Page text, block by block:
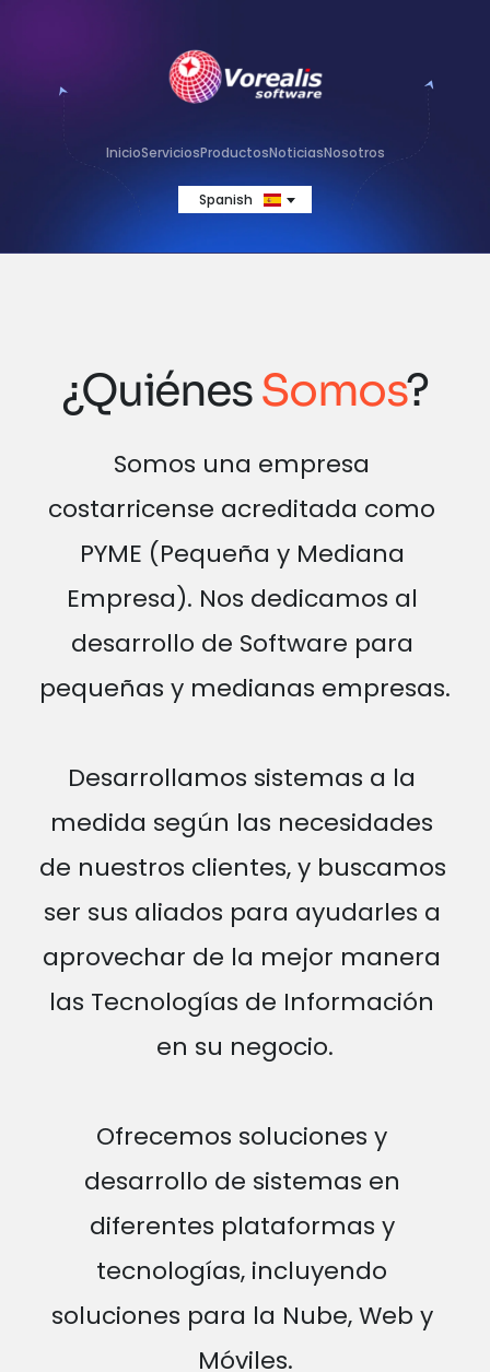
InicioServiciosProductosNoticiasNosotros
Spanish
¿Quiénes Somos?
Somos una empresa
costarricense acreditada como
PYME (Pequeña y Mediana
Empresa). Nos dedicamos al
desarrollo de Software para
pequeñas y medianas empresas.
Desarrollamos sistemas a la
medida según las necesidades
de nuestros clientes, y buscamos
ser sus aliados para ayudarles a
aprovechar de la mejor manera
las Tecnologías de Información
en su negocio.
Ofrecemos soluciones y
desarrollo de sistemas en
diferentes plataformas y
tecnologías, incluyendo
soluciones para la Nube, Web y
Móviles.